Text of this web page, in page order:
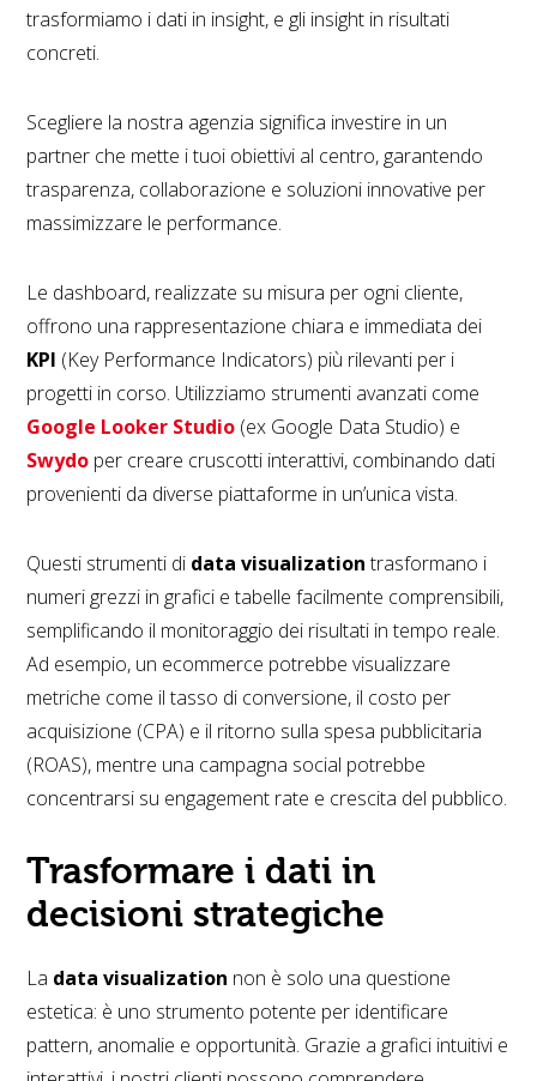
trasformiamo i dati in insight, e gli insight in risultati
concreti.
Scegliere la nostra agenzia significa investire in un
partner che mette i tuoi obiettivi al centro, garantendo
trasparenza, collaborazione e soluzioni innovative per
massimizzare le performance.
Le dashboard, realizzate su misura per ogni cliente,
offrono una rappresentazione chiara e immediata dei
KPI (Key Performance Indicators) più rilevanti per i
progetti in corso. Utilizziamo strumenti avanzati come
Google Looker Studio (ex Google Data Studio) e
Swydo per creare cruscotti interattivi, combinando dati
provenienti da diverse piattaforme in un’unica vista.
Questi strumenti di data visualizationtrasformano i
numeri grezzi in grafici e tabelle facilmente comprensibili,
semplificando il monitoraggio dei risultati in tempo reale.
Ad esempio, un ecommerce potrebbe visualizzare
metriche come il tasso di conversione, il costo per
acquisizione (CPA) e il ritorno sulla spesa pubblicitaria
(ROAS), mentre una campagna social potrebbe
concentrarsi su engagement rate e crescita del pubblico.
Trasformare i dati in
decisioni strategiche
La data visualization non è solo una questione
estetica: è uno strumento potente per identificare
pattern, anomalie e opportunità. Grazie a grafici intuitivi e